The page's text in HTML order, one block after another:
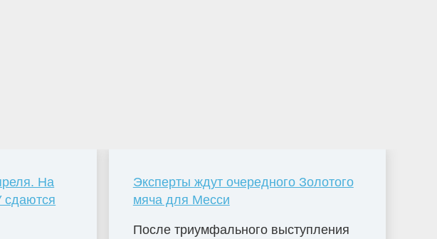
На
сдаются
Эксперты ждут очередного Золотого
мяча для Месси
После триумфального выступления